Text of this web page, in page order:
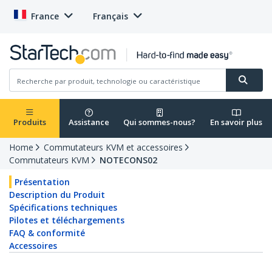
France Français
Produits Assistance Qui sommes-nous? En savoir plus
Home
Commutateurs KVM et accessoires
Commutateurs KVM
NOTECONS02
Présentation
Description du Produit
Spécifications techniques
Pilotes et téléchargements
FAQ & conformité
Accessoires